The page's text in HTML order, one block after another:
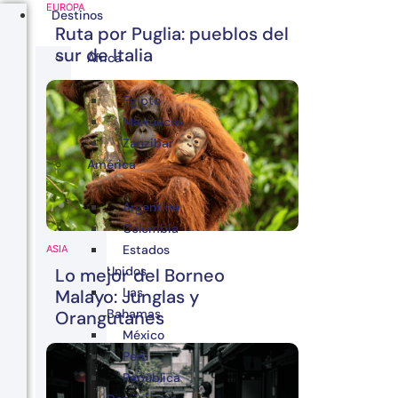
EUROPA
Ruta por Puglia: pueblos del
sur de Italia
ASIA
Lo mejor del Borneo
Malayo: Junglas y
Orangutanes
Destinos
África
Egipto
Marruecos
Zanzibar
América
Argentina
Colombia
Estados
Unidos
Las
Bahamas
México
Perú
República